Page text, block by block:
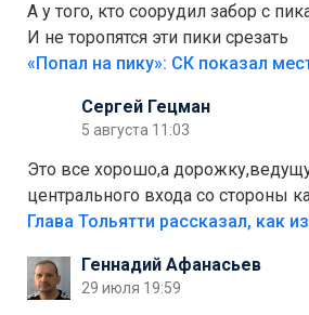
А у того, кто соорудил забор с
И не торопятся эти пики срезать
Сергей Гецман
5 августа 11:03
Это все хорошо,а
центрального входа со стороны
аттракционам слабо доделать?А
лежала в парке и испортилась.Да
украли.
Геннадий Афанасьев
29 июля 19:59